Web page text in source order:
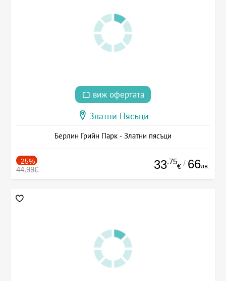
виж офертата
Златни Пясъци
Берлин Грийн Парк - Златни пясъци
-25%
44.99€ 33.75
€ / 66лв.